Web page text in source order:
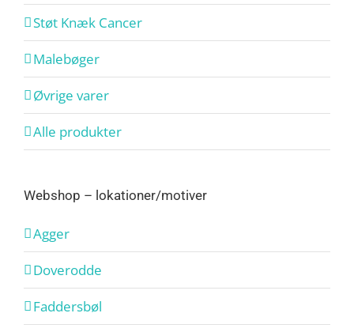
Støt Knæk Cancer
Malebøger
Øvrige varer
Alle produkter
Webshop – lokationer/motiver
Agger
Doverodde
Faddersbøl